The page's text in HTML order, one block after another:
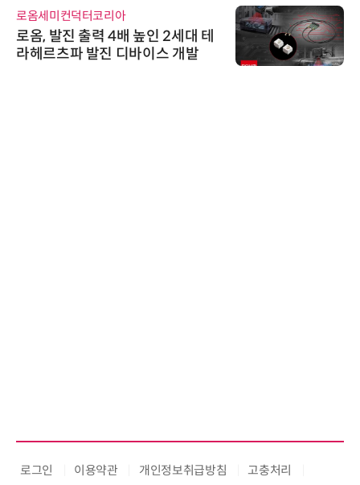
코리아
력 4배 높인 2세대 테
발진 디바이스 개발
에이블스토어
시놀로지,
상 보안 카메
트너십 체결
로그인 이용약관 개인정보취급방침 고충처리